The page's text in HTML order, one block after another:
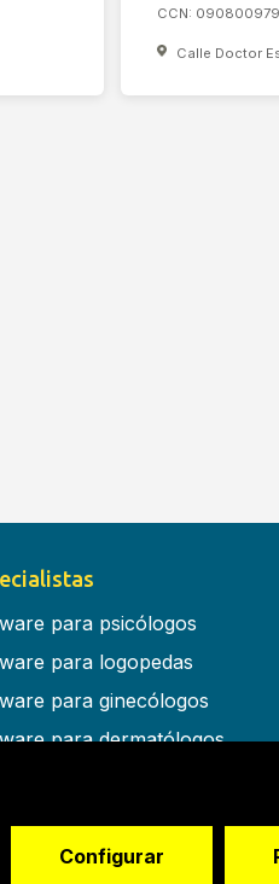
CCN:
Calle Doctor
para psicólogos
para logopedas
para ginecólogos
para dermatólogos
para otorrinos
Configurar